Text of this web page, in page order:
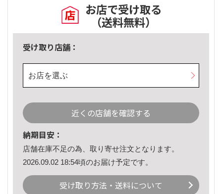
お店で受け取る
（送料無料）
受け取り店舗：
お店を選ぶ
近くの店舗を確認する
納期目安：
店舗在庫不足の為、取り寄せ注文となります。
2026.09.02 18:54頃のお届け予定です。
受け取り方法・送料について